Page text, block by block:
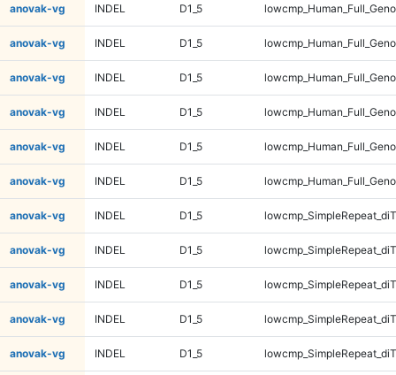
anovak-vg INDEL D1_5
anovak-vg INDEL D1_5
anovak-vg INDEL D1_5
anovak-vg INDEL D1_5
anovak-vg INDEL D1_5
anovak-vg INDEL D1_5
anovak-vg INDEL D1_5
anovak-vg INDEL D1_5
anovak-vg INDEL D1_5
anovak-vg INDEL D1_5
anovak-vg INDEL D1_5